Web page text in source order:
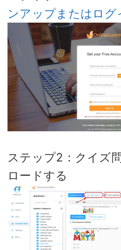
ンアップまたはログ
ステップ2：クイズ
ロードする